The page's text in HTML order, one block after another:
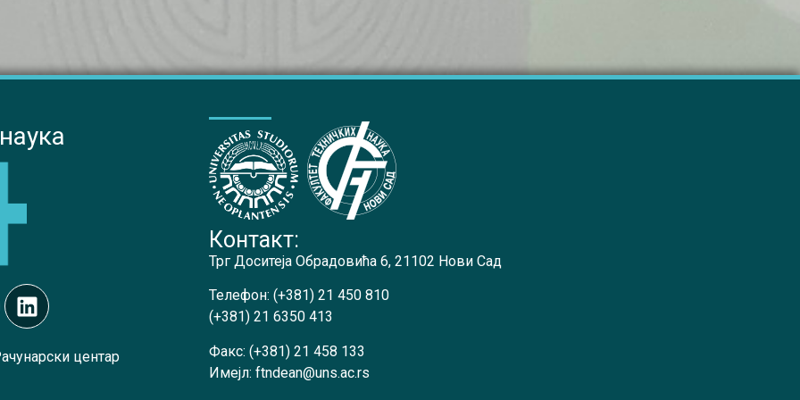
центар
Контакт:
Трг Доситеја Обрадовића 6, 21102 Нови Сад
Телефон: (+381) 21 450 810
(+381) 21 6350 413
Факс: (+381) 21 458 133
Имејл: ftndean@uns.ac.rs